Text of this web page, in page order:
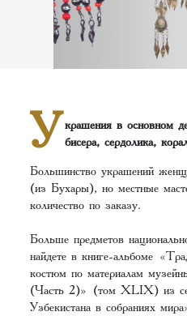
У крашения в основном
бисера, сердолика,
Большинство украшений
(из Бухары), но местные
количество по заказу.
Больше предметов
найдете в книге-альбоме
костюм по материалам
(Часть 2)» (том XLIX) из
Узбекистана в собраниях